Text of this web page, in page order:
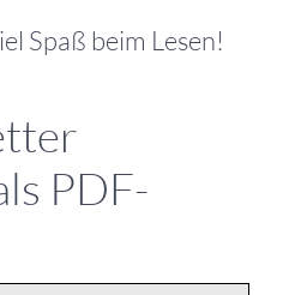
Spaß beim Lesen!
PDF-